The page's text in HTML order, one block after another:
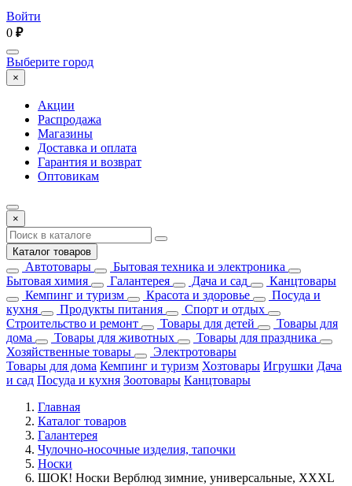
Войти
0 ₽
Выберите город
×
Акции
Распродажа
Магазины
Доставка и оплата
Гарантия и возврат
Оптовикам
×
Каталог товаров
Автотовары
Бытовая техника и электроника
Бытовая химия
Галантерея Дача и сад
Канцтовары
Кемпинг и туризм
Красота и здоровье
Посуда и
кухня
Продукты питания
Спорт и отдых
Строительство и ремонт
Товары для детей
Товары для
дома
Товары для животных
Товары для праздника
Хозяйственные товары
Электротовары
Товары для дома Кемпинг и туризм Хозтовары Игрушки Дача
и сад Посуда и кухня Зоотовары Канцтовары
Главная
Каталог товаров
Галантерея
Чулочно-носочные изделия, тапочки
Носки
ШОК! Носки Верблюд зимние, универсальные, XXXL